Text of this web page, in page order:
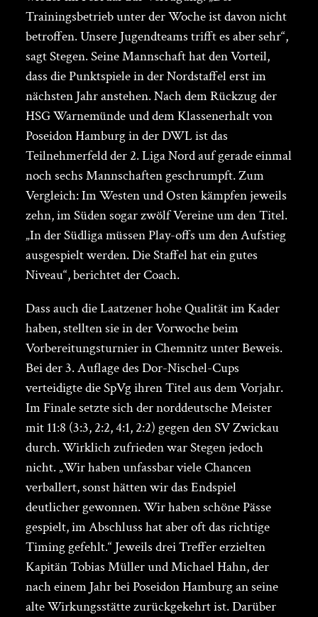
Trainingsbetrieb unter der Woche ist davon nicht
betroffen. Unsere Jugendteams trifft es aber sehr“,
sagt Stegen. Seine Mannschaft hat den Vorteil,
dass die Punktspiele in der Nordstaffel erst im
nächsten Jahr anstehen. Nach dem Rückzug der
HSG Warnemünde und dem Klassenerhalt von
Poseidon Hamburg in der DWL ist das
Teilnehmerfeld der 2. Liga Nord auf gerade einmal
noch sechs Mannschaften geschrumpft. Zum
Vergleich: Im Westen und Osten kämpfen jeweils
zehn, im Süden sogar zwölf Vereine um den Titel.
„In der Südliga müssen Play-offs um den Aufstieg
ausgespielt werden. Die Staffel hat ein gutes
Niveau“, berichtet der Coach.
Dass auch die Laatzener hohe Qualität im Kader
haben, stellten sie in der Vorwoche beim
Vorbereitungsturnier in Chemnitz unter Beweis.
Bei der 3. Auflage des Dor-Nischel-Cups
verteidigte die SpVg ihren Titel aus dem Vorjahr.
Im Finale setzte sich der norddeutsche Meister
mit 11:8 (3:3, 2:2, 4:1, 2:2) gegen den SV Zwickau
durch. Wirklich zufrieden war Stegen jedoch
nicht. „Wir haben unfassbar viele Chancen
verballert, sonst hätten wir das Endspiel
deutlicher gewonnen. Wir haben schöne Pässe
gespielt, im Abschluss hat aber oft das richtige
Timing gefehlt.“ Jeweils drei Treffer erzielten
Kapitän Tobias Müller und Michael Hahn, der
nach einem Jahr bei Poseidon Hamburg an seine
alte Wirkungsstätte zurückgekehrt ist. Darüber